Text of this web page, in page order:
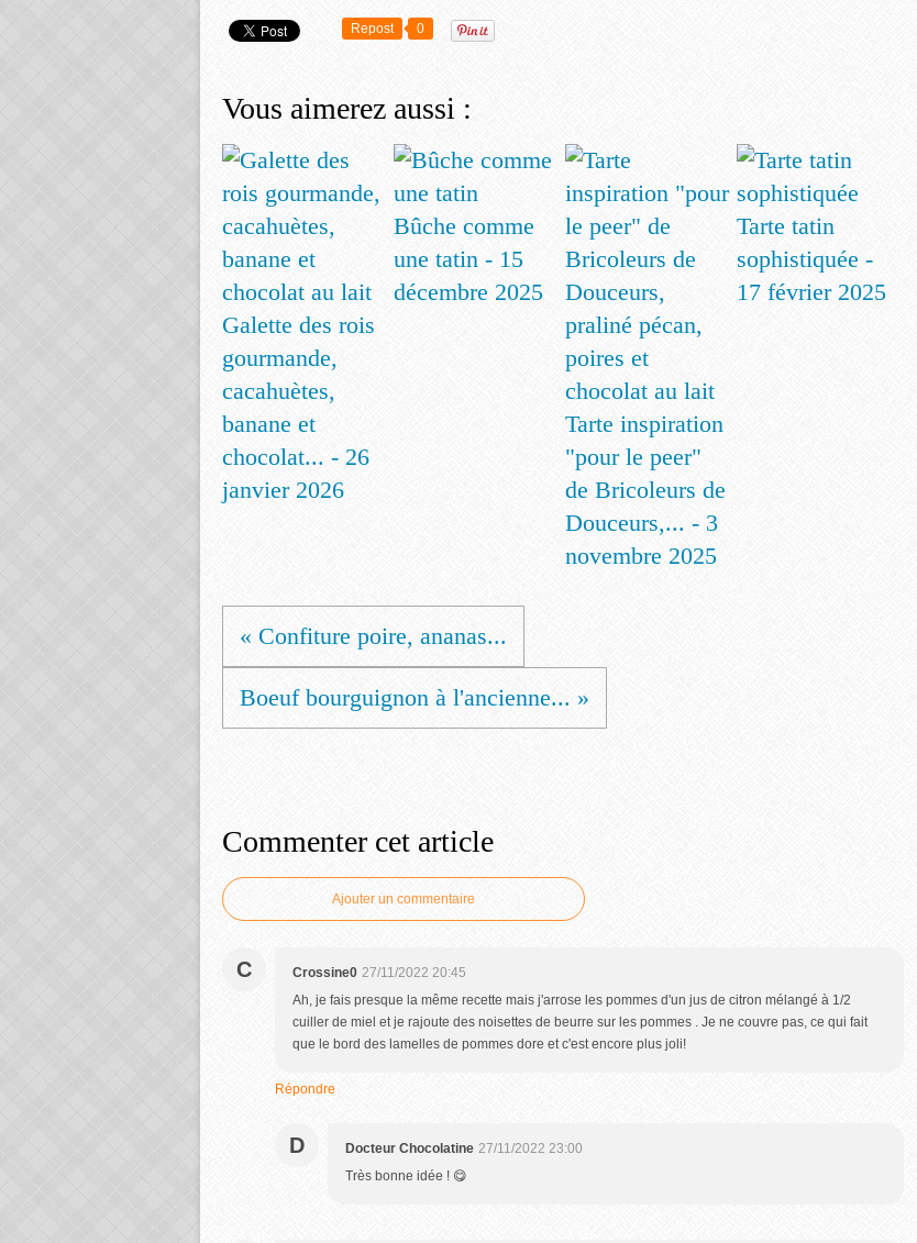
Repost 0
Vous aimerez aussi :
Galette des rois
gourmande,
cacahuètes,
banane et
chocolat... - 26
janvier 2026
Bûche comme
une tatin - 15
décembre 2025
Tarte inspiration
"pour le peer"
de Bricoleurs de
Douceurs,... - 3
novembre 2025
Tarte tatin
sophistiquée -
17 février 2025
« Confiture poire, ananas...
Boeuf bourguignon à l'ancienne... »
Commenter cet article
Ajouter un commentaire
C Crossine0 27/11/2022 20:45
Ah, je fais presque la même recette mais j'arrose les pommes d'un jus de citron mélangé à 1/2
cuiller de miel et je rajoute des noisettes de beurre sur les pommes . Je ne couvre pas, ce qui fait
que le bord des lamelles de pommes dore et c'est encore plus joli!
Répondre
D Docteur Chocolatine 27/11/2022 23:00
Très bonne idée ! 😋